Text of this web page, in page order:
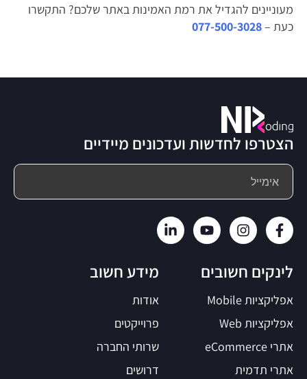
מעוניינים להגדיל את רמת האמינות באתר שלכם? התקשרו
כעת –077-500-3028
הצטרפו לחדשות ועדכונים מיידיים
מידע חשוב
אודות
פרוייקטים
שרותי החברה
דרושים
לינקים חשובים
אפליקציות Mobile
אפליקציות Web
אתרי eCommerce
אתרי תדמית